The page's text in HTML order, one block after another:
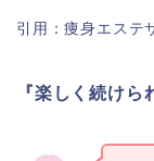
引用：痩身エステ
『楽しく続けら